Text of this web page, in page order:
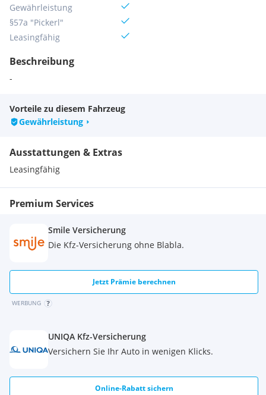
Gewährleistung
§57a "Pickerl"
Leasingfähig
Beschreibung
-
Vorteile zu diesem Fahrzeug
Gewährleistung
Ausstattungen & Extras
Leasingfähig
Premium Services
Smile Versicherung
Die Kfz-Versicherung ohne Blabla.
Jetzt Prämie berechnen
WERBUNG
UNIQA Kfz-Versicherung
Versichern Sie Ihr Auto in wenigen Klicks.
Online-Rabatt sichern